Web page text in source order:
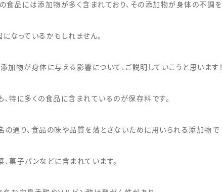
の食品には添加物が多く含まれており、その添加物が身体の不調を
なっているかもしれません。
加物が身体に与える影響について、ご説明していこうと思います！
特に多くの食品に含まれているのが保存料です。
の通り、食品の味や品質を落とさないために用いられる添加物で
菓子パンなどに含まれています。